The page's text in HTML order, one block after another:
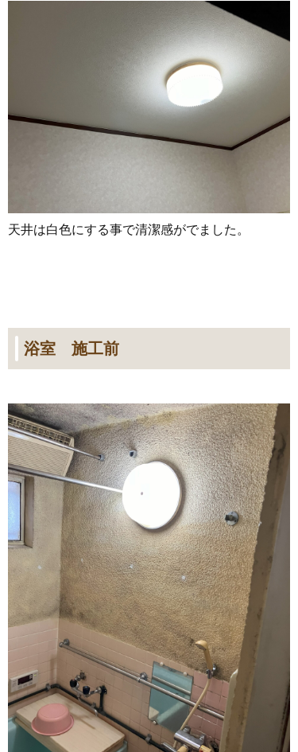
天井は白色にする事で清潔感がでました。
浴室 施工前